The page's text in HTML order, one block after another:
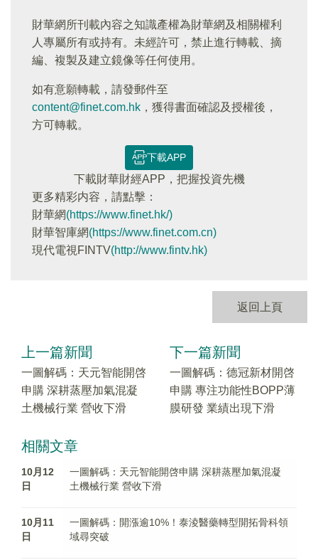
財華網所刊載內容之知識產權為財華網及相關權利
人專屬所有或持有。未經許可，禁止進行轉載、摘
編、複製及建立鏡像等任何使用。
如有意願轉載，請發郵件至
content@finet.com.hk ，獲得書面確認及授權後，
方可轉載。
下載APP
下載財華財經APP，把握投資先機
更多精彩内容，請點擊：
財華網(https://www.finet.hk/)
財華智庫網(https://www.finet.com.cn)
現代電視FINTV(http://www.fintv.hk)
返回上頁
上一篇新聞
一圖解碼：天元智能開啓
申購 深耕蒸壓加氣混凝
土機械行業 營收下滑
下一篇新聞
一圖解碼：德冠新材開啓
申購 專注功能性BOPP薄
膜研發 業績出現下滑
相關文章
10月12
日
一圖解碼：天元智能開啓申購 深耕蒸壓加氣混凝
土機械行業 營收下滑
10月11
日
一圖解碼：開漲逾10%！泰淩醫藥轉型開拓骨科領
域尋突破